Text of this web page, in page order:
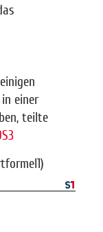
einer
teilte